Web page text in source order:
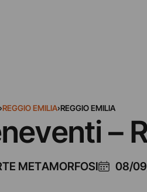
›REGGIO EMILIA›REGGIO EMILIA
–
METAMORFOSI 08/